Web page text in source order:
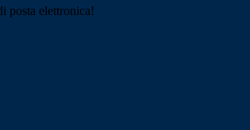
posta elettronica!